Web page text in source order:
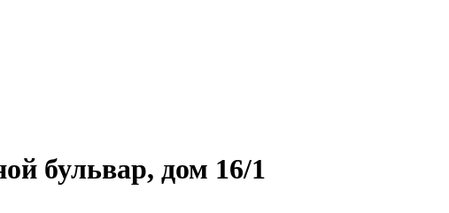
бульвар, дом 16/1